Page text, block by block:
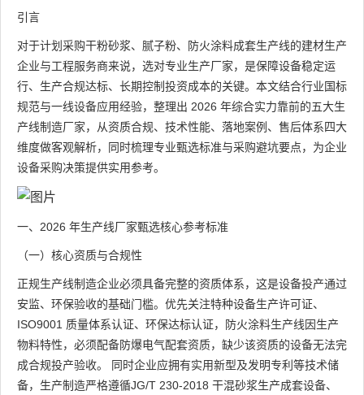
引言
对于计划采购干粉砂浆、腻子粉、防火涂料成套生产线的建材生产
企业与工程服务商来说，选对专业生产厂家，是保障设备稳定运
行、生产合规达标、长期控制投资成本的关键。本文结合行业国标
规范与一线设备应用经验，整理出 2026 年综合实力靠前的五大生
产线制造厂家，从资质合规、技术性能、落地案例、售后体系四大
维度做客观解析，同时梳理专业甄选标准与采购避坑要点，为企业
设备采购决策提供实用参考。
一、2026 年生产线厂家甄选核心参考标准
（一）核心资质与合规性
正规生产线制造企业必须具备完整的资质体系，这是设备投产通过
安监、环保验收的基础门槛。优先关注特种设备生产许可证、
ISO9001 质量体系认证、环保达标认证，防火涂料生产线因生产
物料特性，必须配备防爆电气配套资质，缺少该资质的设备无法完
成合规投产验收。 同时企业应拥有实用新型及发明专利等技术储
备，生产制造严格遵循JG/T 230-2018 干混砂浆生产成套设备、